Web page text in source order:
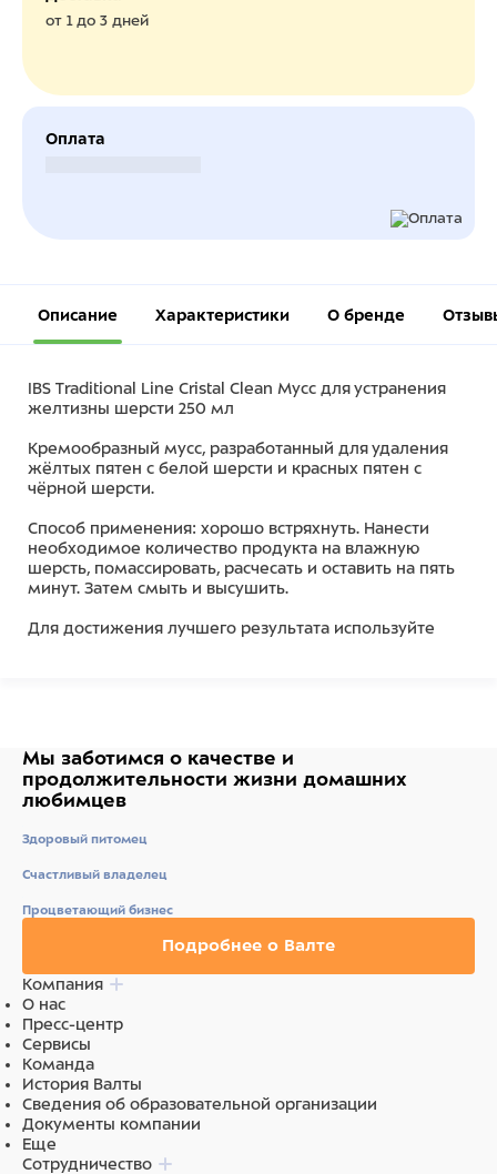
от 1 до 3 дней
Оплата
Описание Характеристики О бренде
IBS Traditional Line Cristal Clean Мусс для устранения
желтизны шерсти 250 мл
Кремообразный мусс, разработанный для удаления
жёлтых пятен с белой шерсти и красных пятен с
чёрной шерсти.
Способ применения: хорошо встряхнуть. Нанести
необходимое количество продукта на влажную
шерсть, помассировать, расчесать и оставить на пять
минут. Затем смыть и высушить.
Для достижения лучшего результата используйте
"ИНГРЕДИЕНТЫ: ВОДА, ПЭГ-40
ГИДРОГЕНИЗИРОВАННОЕ КАСТОРОВОЕ МАСЛО, ВП/ВА
СОПОЛИМЕР, ПОЛИСОРБАТ 20, ПРОПИЛЕНГЛИКОЛЬ,
ПАНТЕНОЛ, ФЕНОКСИЭТАНОЛ, ПАРФЮМ (ОТДУШКА),
ЦИТРОНЕЛЛОЛ, АЛЬФА-ИЗОМЕТИЛ ИОНОН, ЦИТРАЛЬ,
Мы заботимся о качестве и
продолжительности жизни домашних
любимцев
Здоровый питомец
Счастливый владелец
Процветающий бизнес
Подробнее о Валте
Компания
О нас
Пресс-центр
Сервисы
Команда
История Валты
Сведения об образовательной организации
Документы компании
Еще
Сотрудничество